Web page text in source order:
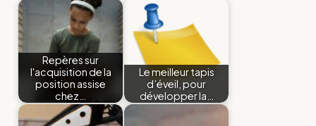
Repères sur
l'acquisition de la
position assise
chez…
Le meilleur tapis
d’éveil, pour
développer la…